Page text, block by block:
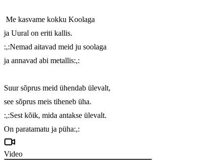
ja Uural on eriti kallis.
:,:Nemad aitavad meid ju soolaga
ja annavad abi metallis:,:
Suur sõprus meid ühendab ülevalt,
see sõprus meis tiheneb üha.
:,:Sest kõik, mida antakse ülevalt.
On paratamatu ja püha:,:
Video